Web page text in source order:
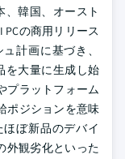
、韓国、オースト
の商用リリース
計画に基づき、
を大量に生成し始
プラットフォーム
ポジションを意味
ぼ新品のデバイ
外観劣化といった